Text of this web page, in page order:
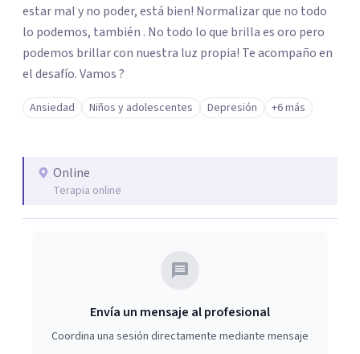
estar mal y no poder, está bien! Normalizar que no todo
lo podemos, también . No todo lo que brilla es oro pero
podemos brillar con nuestra luz propia! Te acompaño en
el desafío. Vamos ?
Ansiedad Niños y adolescentes Depresión +6 más
Online
Terapia online
Envía un mensaje al profesional
Coordina una sesión directamente mediante mensaje